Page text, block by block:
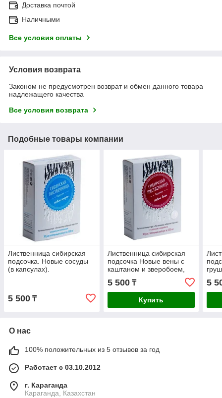
Доставка почтой
Наличными
Все условия оплаты
Условия возврата
Законом не предусмотрен возврат и обмен данного товара
надлежащего качества
Все условия возврата
Подобные товары компании
Лиственница сибирская
подсочка. Новые сосуды
(в капсулах).
5 500 ₸
Лиственница сибирская
подсочка Новые вены с
каштаном и зверобоем,
капсулы 30 шт. При
варикозе,
тромбофлебите.
5 500₸
Купить
5
О нас
100% положительных из 5 отзывов за год
Работает с 03.10.2012
г. Караганда
Караганда, Казахстан